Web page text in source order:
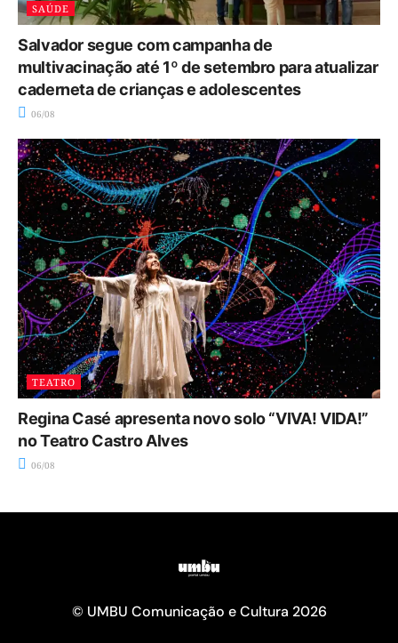
SAÚDE
Salvador segue com campanha de
multivacinação até 1º de setembro para atualizar
caderneta de crianças e adolescentes
06/08
TEATRO
Regina Casé apresenta novo solo “VIVA! VIDA!”
no Teatro Castro Alves
06/08
© UMBU Comunicação e Cultura 2026